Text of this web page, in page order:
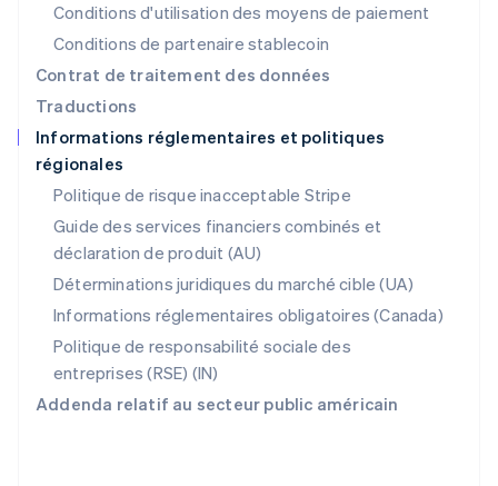
Conditions d'utilisation des moyens de paiement
Conditions de partenaire stablecoin
Contrat de traitement des données
Traductions
Informations réglementaires et politiques
régionales
Politique de risque inacceptable Stripe
Guide des services financiers combinés et
déclaration de produit (AU)
Déterminations juridiques du marché cible (UA)
Informations réglementaires obligatoires (Canada)
Politique de responsabilité sociale des
entreprises (RSE) (IN)
Addenda relatif au secteur public américain
Pays-Bas
NederlandsEnglish
Pologne
Portugal
PortuguêsEnglish
R.A.S. de Hong Kong, Chine
English 简体中文
République tchèque
English
Roumanie
English
English
Singapour
English 简体中文
Slovaquie
English